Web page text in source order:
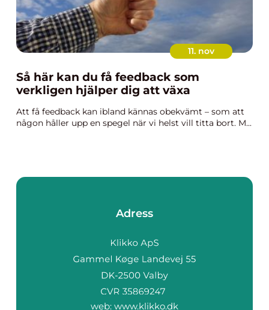
11. nov
Så här kan du få feedback som
verkligen hjälper dig att växa
Att få feedback kan ibland kännas obekvämt – som att
någon håller upp en spegel när vi helst vill titta bort. M...
Adress
web: www.klikko.dk